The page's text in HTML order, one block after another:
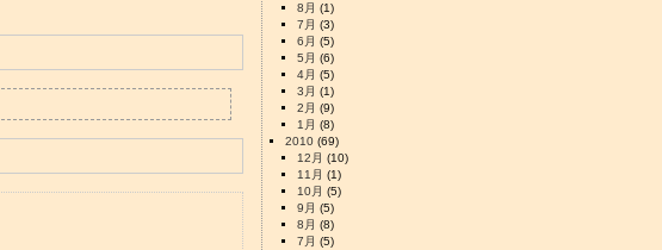
8月 (1)
7月 (3)
6月 (5)
5月 (6)
4月 (5)
3月 (1)
2月 (9)
1月 (8)
2010 (69)
12月 (10)
11月 (1)
10月 (5)
9月 (5)
8月 (8)
7月 (5)